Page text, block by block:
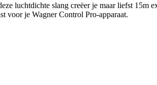
luchtdichte slang creëer je maar liefst 15m
voor je Wagner Control Pro-apparaat.